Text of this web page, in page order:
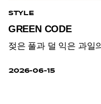
STYLE
GREEN CODE
젖은 풀과 덜 익은 과일
2026-06-15